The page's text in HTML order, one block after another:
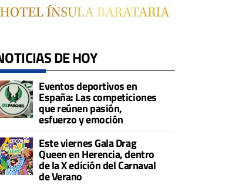
DE HOY
Eventos deportivos en
España: Las competiciones
que reúnen pasión,
esfuerzo y emoción
Este viernes Gala Drag
Queen en Herencia, dentro
de la X edición del Carnaval
de Verano